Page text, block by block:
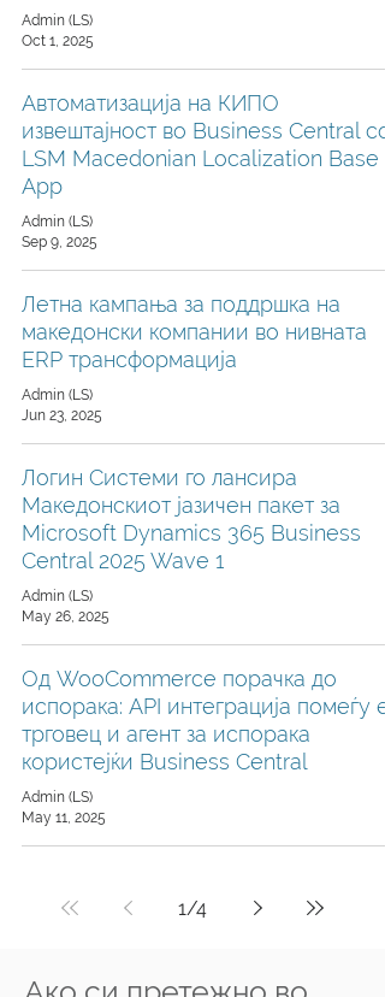
Admin (LS)
Oct 1, 2025
Автоматизација на КИПО
извештајност во Business Central со
LSM Macedonian Localization Base
App
Admin (LS)
Sep 9, 2025
Летна кампања за поддршка на
македонски компании во нивната
ERP трансформација
Admin (LS)
Jun 23, 2025
Логин Системи го лансира
Македонскиот јазичен пакет за
Microsoft Dynamics 365 Business
Central 2025 Wave 1
Admin (LS)
May 26, 2025
Од WooCommerce порачка до
испорака: API интеграција помеѓу
трговец и агент за испорака
користејќи Business Central
Admin (LS)
May 11, 2025
1/4